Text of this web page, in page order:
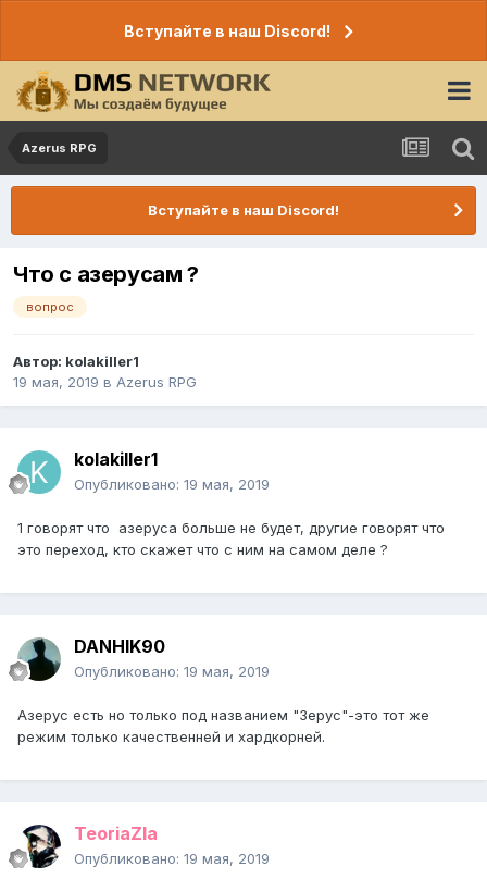
Вступайте в наш Discord!
Azerus RPG
Вступайте в наш Discord!
Что с азерусам ?
вопрос
Автор: kolakiller1
19 мая, 2019 в Azerus RPG
kolakiller1
Опубликовано: 19 мая, 2019
1 говорят что азеруса больше не будет, другие говорят что
это переход, кто скажет что с ним на самом деле ?
DANHIK90
Опубликовано: 19 мая, 2019
Азерус есть но только под названием "Зерус"-это тот же
режим только качественней и хардкорней.
TeoriaZla
Опубликовано: 19 мая, 2019